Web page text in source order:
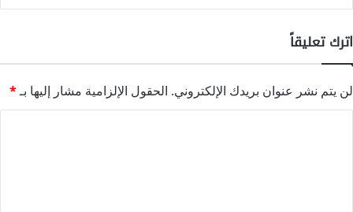
اترك تعليقاً
لن يتم نشر عنوان بريدك الإلكتروني. الحقول الإلزامية مشار إليها بـ*